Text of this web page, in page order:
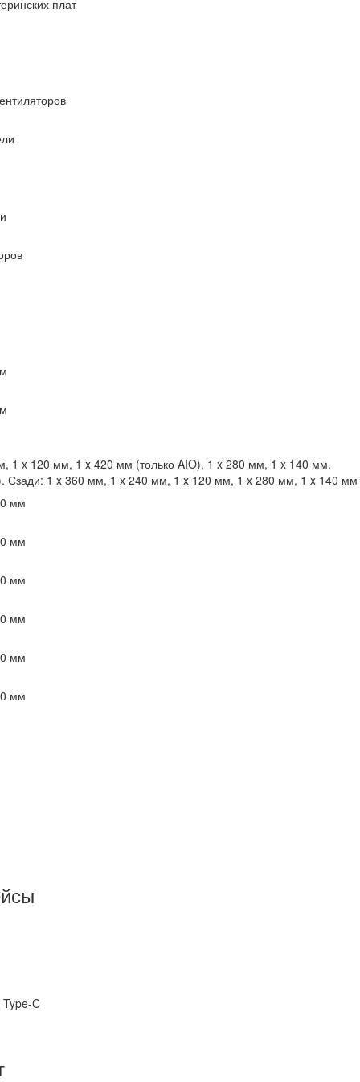
плат
1 x 120 мм, 1 x 420 мм (только AIO), 1 x 280 мм, 1 x 140 мм.
Сзади: 1 x 360 мм, 1 x 240 мм, 1 x 120 мм, 1 x 280 мм, 1 x 140 мм
мм
мм
мм
мм
мм
мм
C